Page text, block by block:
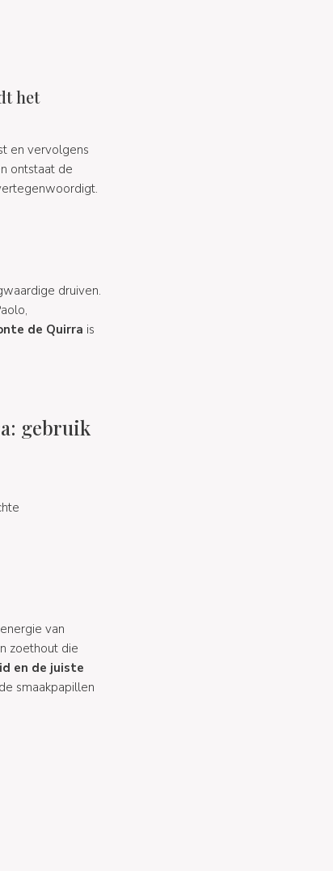
het
en vervolgens
ontstaat de
druiven.
de Quirra is
gebruik
van
zoethout die
en de juiste
smaakpapillen